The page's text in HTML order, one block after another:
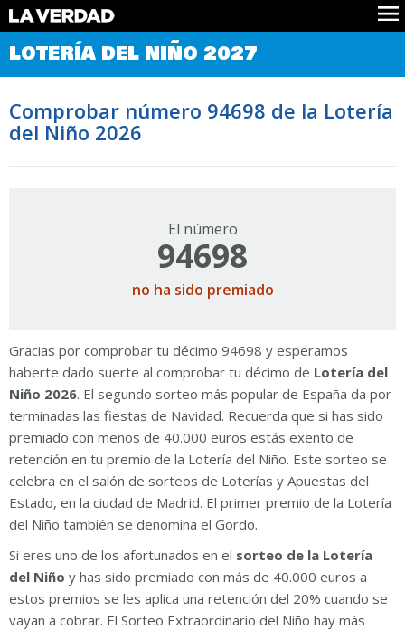
Comprobar Loteria del Niño
Premios
Noticias
Datos
Historia
LOTERÍA DEL NIÑO 2027
Comprobar número 94698 de la Lotería
del Niño 2026
El número
94698
no ha sido premiado
Gracias por comprobar tu décimo 94698 y esperamos
haberte dado suerte al comprobar tu décimo de Lotería del
Niño 2026. El segundo sorteo más popular de España da por
terminadas las fiestas de Navidad. Recuerda que si has sido
premiado con menos de 40.000 euros estás exento de
retención en tu premio de la Lotería del Niño. Este sorteo se
celebra en el salón de sorteos de Loterías y Apuestas del
Estado, en la ciudad de Madrid. El primer premio de la Lotería
del Niño también se denomina el Gordo.
Si eres uno de los afortunados en el sorteo de la Lotería
del Niño y has sido premiado con más de 40.000 euros a
estos premios se les aplica una retención del 20% cuando se
vayan a cobrar. El Sorteo Extraordinario del Niño hay más